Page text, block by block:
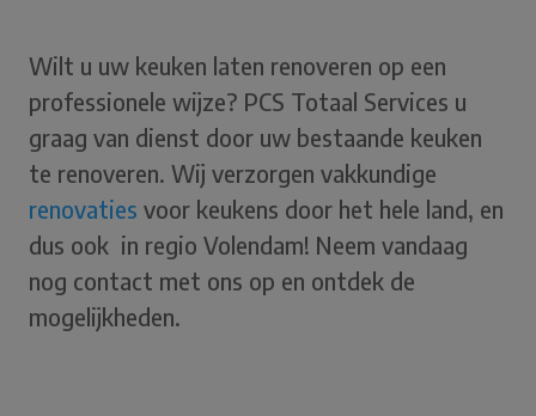
Wilt u uw keuken laten renoveren op een
professionele wijze? PCS Totaal Services u
graag van dienst door uw bestaande keuken
te renoveren. Wij verzorgen vakkundige
renovaties voor keukens door het hele land, en
dus ook in regio Volendam! Neem vandaag
nog contact met ons op en ontdek de
mogelijkheden.